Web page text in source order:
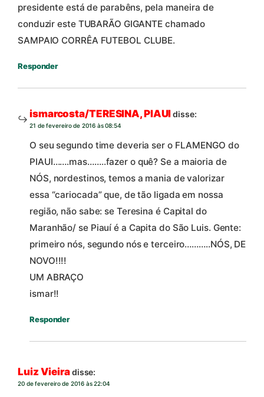
presidente está de parabêns, pela maneira de
conduzir este TUBARÃO GIGANTE chamado
SAMPAIO CORRÊA FUTEBOL CLUBE.
Responder
ismarcosta/TERESINA, PIAUIdisse:
21 de fevereiro de 2016 às 08:54
O seu segundo time deveria ser o FLAMENGO do
PIAUI…….mas……..fazer o quê? Se a maioria de
NÓS, nordestinos, temos a mania de valorizar
essa “cariocada” que, de tão ligada em nossa
região, não sabe: se Teresina é Capital do
Maranhão/ se Piauí é a Capita do São Luis. Gente:
primeiro nós, segundo nós e terceiro………..NÓS, DE
NOVO!!!!
UM ABRAÇO
ismar!!
Responder
Luiz Vieiradisse:
20 de fevereiro de 2016 às 22:04